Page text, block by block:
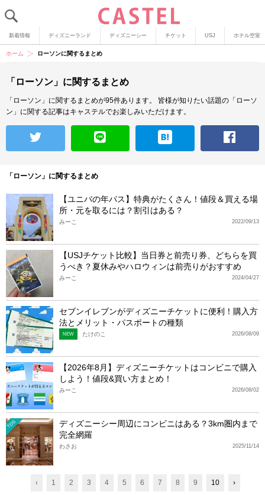
新着情報 ディズニーランド ディズニーシー チケット USJ ホテル空室
ホーム ローソンに関するまとめ
「ローソン」に関するまとめ
「ローソン」に関するまとめが95件あります。
皆様が知りたい話題の「ローソ
ン」に関する記事はキャステルでお楽しみいただけます。
「ローソン」に関するまとめ
【ユニバの年パス】特典がたくさん！値段＆買える場
所・元を取るには？割引はある？
2022/09/13
みーこ
【USJチケット比較】当日券と前売り券、どちらを買
うべき？夏休みやハロウィンは前売りがおすすめ
2024/04/27
みーこ
セブンイレブンがディズニーチケットに便利！購入方
法とメリット・パスポートの種類
2026/08/09
NEW たけのこ
【2026年8月】ディズニーチケットはコンビニで購入
しよう！値段&買い方まとめ！
2026/08/02
みーこ
TDS
ディズニーシー周辺にコンビニはある？3km圏内まで
完全網羅
2025/11/14
わさお
‹ 1 2 3 4 5 6 7 8 9 10 ›